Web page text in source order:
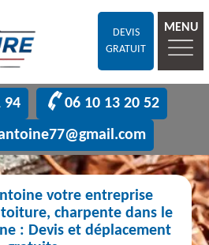
DEVIS
GRATUIT
MENU
94
06 10 13 20 52
votre entreprise
charpente dans le
: Devis et déplacement